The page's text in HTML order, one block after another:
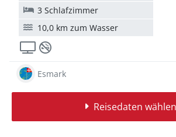
3 Schlafzimmer
10,0 km zum Wasser
Esmark
Reisedaten wählen